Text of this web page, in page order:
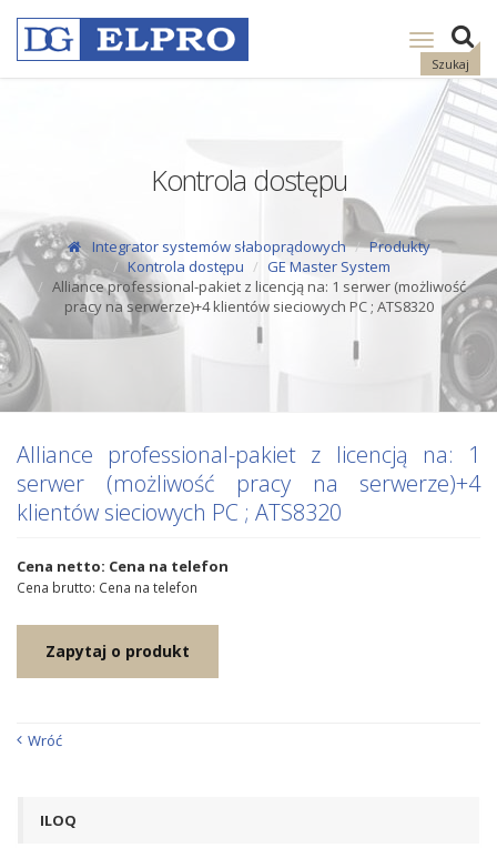
Szukaj
Pokaż
nawigację
Kontrola dostępu
Integrator systemów słaboprądowych
Produkty
Kontrola dostępu
GE Master System
Alliance professional-pakiet z licencją na: 1 serwer (możliwość
pracy na serwerze)+4 klientów sieciowych PC ; ATS8320
Alliance professional-pakiet z licencją na: 1
serwer (możliwość pracy na serwerze)+4
klientów sieciowych PC ; ATS8320
Cena netto: Cena na telefon
Cena brutto: Cena na telefon
Zapytaj o produkt
Wróć
ILOQ